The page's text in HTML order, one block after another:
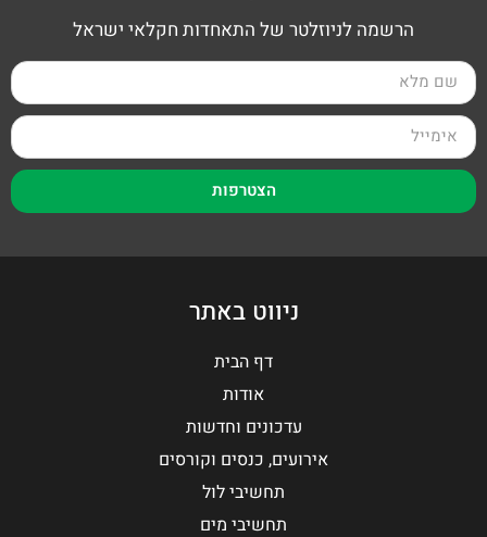
הרשמה לניוזלטר של התאחדות חקלאי ישראל
הצטרפות
ניווט באתר
דף הבית
אודות
עדכונים וחדשות
אירועים, כנסים וקורסים
תחשיבי לול
תחשיבי מים